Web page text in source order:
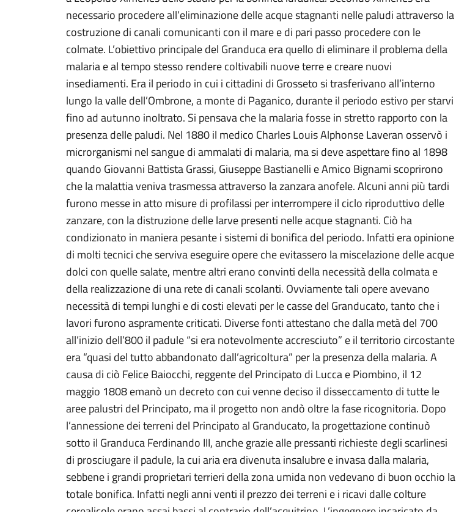
necessario procedere all’eliminazione delle acque stagnanti nelle paludi attraverso la
costruzione di canali comunicanti con il mare e di pari passo procedere con le
colmate. L’obiettivo principale del Granduca era quello di eliminare il problema della
malaria e al tempo stesso rendere coltivabili nuove terre e creare nuovi
insediamenti. Era il periodo in cui i cittadini di Grosseto si trasferivano all’interno
lungo la valle dell’Ombrone, a monte di Paganico, durante il periodo estivo per starvi
fino ad autunno inoltrato. Si pensava che la malaria fosse in stretto rapporto con la
presenza delle paludi. Nel 1880 il medico Charles Louis Alphonse Laveran osservò i
microrganismi nel sangue di ammalati di malaria, ma si deve aspettare fino al 1898
quando Giovanni Battista Grassi, Giuseppe Bastianelli e Amico Bignami scoprirono
che la malattia veniva trasmessa attraverso la zanzara anofele. Alcuni anni più tardi
furono messe in atto misure di profilassi per interrompere il ciclo riproduttivo delle
zanzare, con la distruzione delle larve presenti nelle acque stagnanti. Ciò ha
condizionato in maniera pesante i sistemi di bonifica del periodo. Infatti era opinione
di molti tecnici che serviva eseguire opere che evitassero la miscelazione delle acque
dolci con quelle salate, mentre altri erano convinti della necessità della colmata e
della realizzazione di una rete di canali scolanti. Ovviamente tali opere avevano
necessità di tempi lunghi e di costi elevati per le casse del Granducato, tanto che i
lavori furono aspramente criticati. Diverse fonti attestano che dalla metà del 700
all’inizio dell’800 il padule “si era notevolmente accresciuto” e il territorio circostante
era “quasi del tutto abbandonato dall’agricoltura” per la presenza della malaria. A
causa di ciò Felice Baiocchi, reggente del Principato di Lucca e Piombino, il 12
maggio 1808 emanò un decreto con cui venne deciso il disseccamento di tutte le
aree palustri del Principato, ma il progetto non andò oltre la fase ricognitoria. Dopo
l’annessione dei terreni del Principato al Granducato, la progettazione continuò
sotto il Granduca Ferdinando III, anche grazie alle pressanti richieste degli scarlinesi
di prosciugare il padule, la cui aria era divenuta insalubre e invasa dalla malaria,
sebbene i grandi proprietari terrieri della zona umida non vedevano di buon occhio la
totale bonifica. Infatti negli anni venti il prezzo dei terreni e i ricavi dalle colture